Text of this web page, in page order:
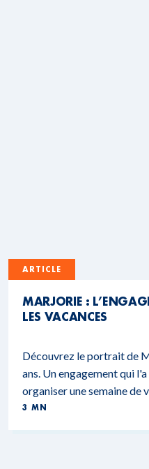
ARTICLE
MARJORIE :
LES VACANCES
Découvrez le portrait de
ans. Un engagement qui
organiser une semaine de
3 MN